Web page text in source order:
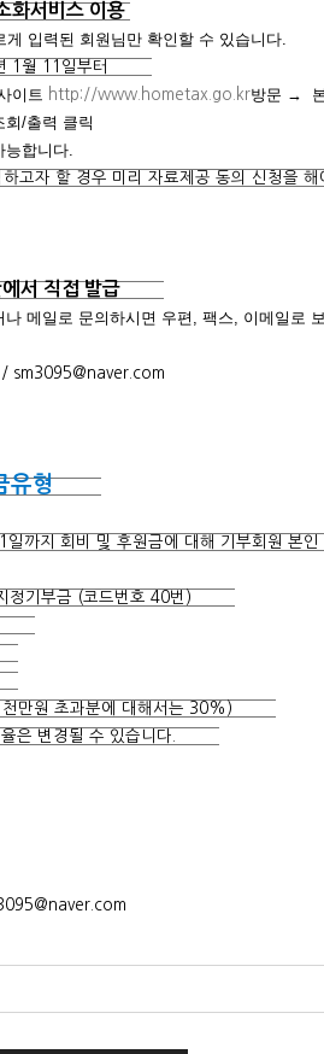
화서비스 이용
르게 입력된 회원님만 확인할 수 있습니
년 1월 11일부터
이트 http://www.hometax.go.kr방문 →
회/출력 클릭
가능합니다.
고자 할 경우 미리 자료제공 동의 신청을 해
서 직접 발급
메일로 문의하시면 우편, 팩스, 이메일로
/ sm3095@naver.com
유형
까지 회비 및 후원금에 대해 기부회원 본인
지정기부금 (코드번호 40번)
위
천만원 초과분에 대해서는 30%)
율은 변경될 수 있습니다.